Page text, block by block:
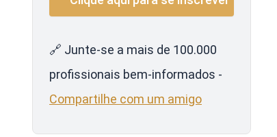
🔗 Junte-se a mais de 100.000
profissionais bem-informados -
Compartilhe com um amigo